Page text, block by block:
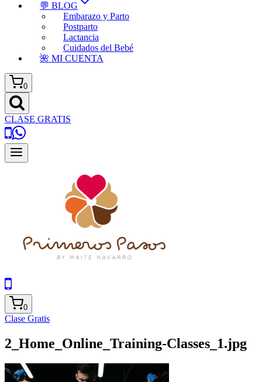
💬 BLOG
Embarazo y Parto
Postparto
Lactancia
Cuidados del Bebé
🌺 MI CUENTA
0
CLASE GRATIS
0
Clase Gratis
2_Home_Online_Training-Classes_1.jpg